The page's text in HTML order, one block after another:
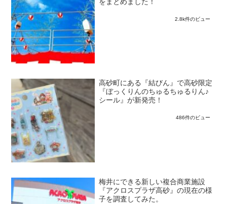
をまとめました！
2.8k件のビュー
高砂町にある『結びん』で高砂限定
『ぼっくりんのちゅるちゅるりん♪
シール』が新発売！
486件のビュー
梅井にできる新しい複合商業施設
『アクロスプラザ高砂』の現在の様
子を調査してみた。